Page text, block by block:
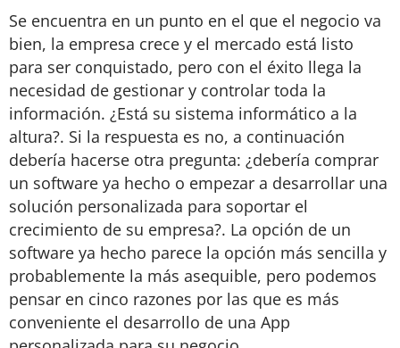
Se encuentra en un punto en el que el negocio va
bien, la empresa crece y el mercado está listo
para ser conquistado, pero con el éxito llega la
necesidad de gestionar y controlar toda la
información. ¿Está su sistema informático a la
altura?. Si la respuesta es no, a continuación
debería hacerse otra pregunta: ¿debería comprar
un software ya hecho o empezar a desarrollar una
solución personalizada para soportar el
crecimiento de su empresa?. La opción de un
software ya hecho parece la opción más sencilla y
probablemente la más asequible, pero podemos
pensar en cinco razones por las que es más
conveniente el desarrollo de una App